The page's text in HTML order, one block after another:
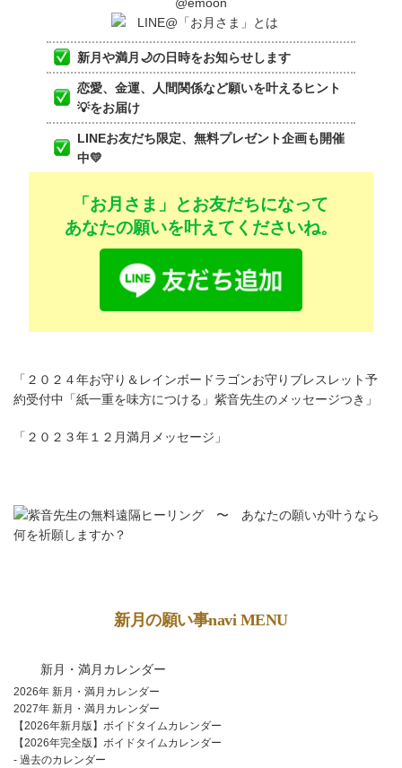
新月や満月🌙の日時をお知らせします
恋愛、金運、人間関係など願いを叶えるヒント
💡をお届け
LINEお友だち限定、無料プレゼント企画も開催
中💛
「お月さま」とお友だちになって
あなたの願いを叶えてくださいね。
「 ２０２４年お守り＆レインボードラゴンお守りブレスレット予
約受付中「紙一重を味方につける」紫音先生のメッセージつき 」
「 ２０２３年１２月満月メッセージ 」
新月の願い事navi MENU
新月・満月カレンダー
2026年 新月・満月カレンダー
2027年 新月・満月カレンダー
【2026年新月版】ボイドタイムカレンダー
【2026年完全版】ボイドタイムカレンダー
- 過去のカレンダー